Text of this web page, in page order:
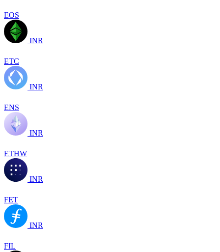
EOS
INR
ETC
INR
ENS
INR
ETHW
INR
FET
INR
FIL